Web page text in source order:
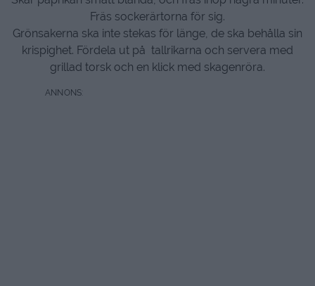
Fräs sockerärtorna för sig.
Grönsakerna ska inte stekas för länge, de ska behålla sin
krispighet. Fördela ut på tallrikarna och servera med
grillad torsk och en klick med skagenröra.